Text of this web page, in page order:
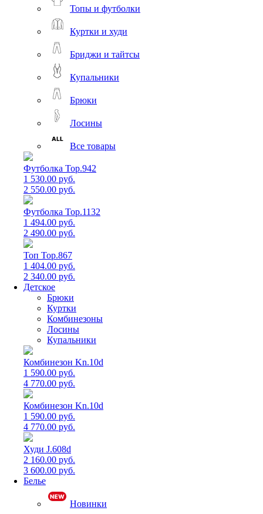
Топы и футболки
Куртки и худи
Бриджи и тайтсы
Купальники
Брюки
Лосины
Все товары
Футболка Top.942
1 530.00 руб.
2 550.00 руб.
Футболка Top.1132
1 494.00 руб.
2 490.00 руб.
Топ Top.867
1 404.00 руб.
2 340.00 руб.
Детское
Брюки
Куртки
Комбинезоны
Лосины
Купальники
Комбинезон Kn.10d
1 590.00 руб.
4 770.00 руб.
Комбинезон Kn.10d
1 590.00 руб.
4 770.00 руб.
Худи J.608d
2 160.00 руб.
3 600.00 руб.
Белье
Новинки